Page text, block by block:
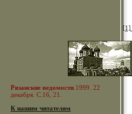
[1]
Рязанские ведомости .1999. 22
декабря. С.16, 21.
К нашим читателям